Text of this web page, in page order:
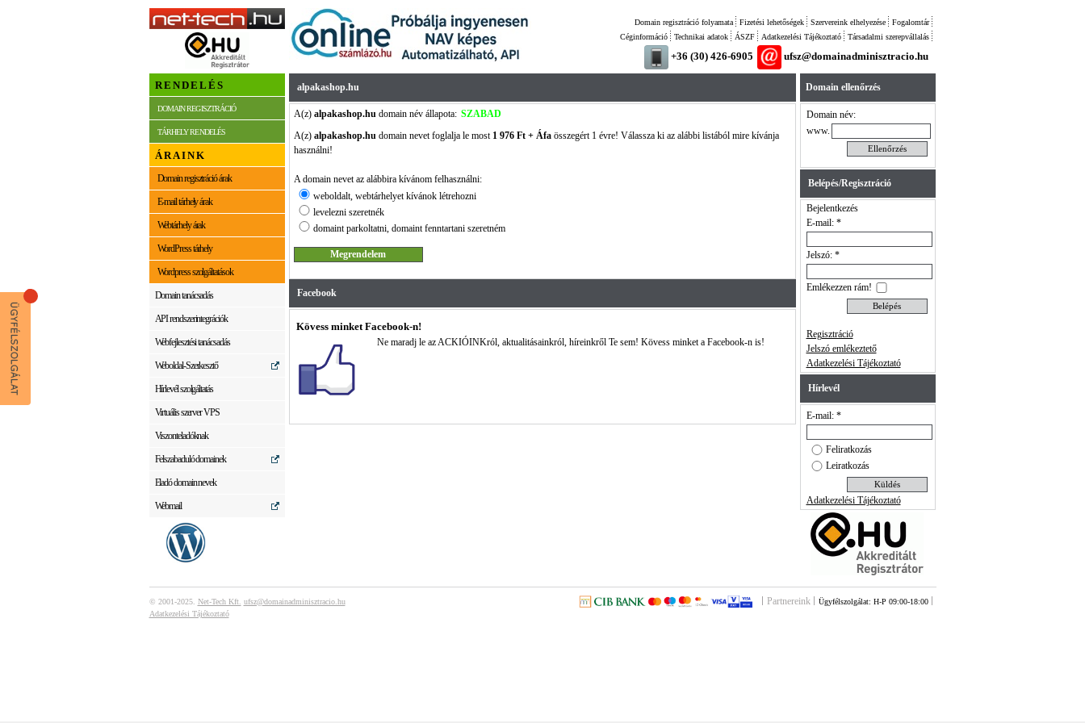
Fogalomtár
Szervereink elhelyezése
Fizetési lehetőségek
Domain regisztráció folyamata
Társadalmi szerepvállalás
Adatkezelési Tájékoztató
ÁSZF
Technikai adatok
Céginformáció
+36 (30) 426-6905 ufsz@domainadminisztracio.hu
RENDELÉS
DOMAIN REGISZTRÁCIÓ
TÁRHELY RENDELÉS
ÁRAINK
Domain regisztráció árak
E-mail tárhely árak
Webtárhely árak
WordPress tárhely
Wordpress szolgáltatások
Domain tanácsadás
API rendszerintegrációk
Webfejlesztési tanácsadás
Weboldal-Szerkesztő
Hírlevél szolgáltatás
Virtuális szerver VPS
Viszonteladóknak
Felszabaduló domainek
Eladó domain nevek
Webmail
alpakashop.hu
A(z) alpakashop.hudomain név állapota: SZABAD
A(z) alpakashop.hudomain nevet foglalja le most 1 976 Ft + Áfaösszegért 1 évre! Válassza ki az alábbi listából mire kívánja
használni!
A domain nevet az alábbira kívánom felhasználni:
weboldalt, webtárhelyet kívánok létrehozni
levelezni szeretnék
domaint parkoltatni, domaint fenntartani szeretném
Facebook
Kövess minket Facebook-n!
Ne maradj le az ACKIÓINKról, aktualitásainkról, híreinkről Te sem! Kövess minket a Facebook-n is!
Domain ellenőrzés
Domain név:
www.
Belépés/Regisztráció
Bejelentkezés
E-mail: *
Jelszó: *
Emlékezzen rám!
Regisztráció
Jelszó emlékeztető
Adatkezelési Tájékoztató
Hírlevél
E-mail: *
Feliratkozás
Leiratkozás
Adatkezelési Tájékoztató
© 2001-2025. Net-Tech Kft. ufsz@domainadminisztracio.hu
Adatkezelési Tájékoztató
Partnereink Ügyfélszolgálat: H-P 09:00-18:00